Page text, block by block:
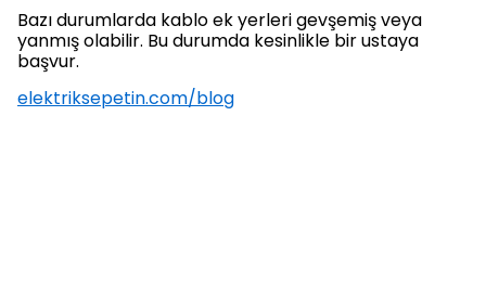
Bazı durumlarda kablo ek yerleri gevşemiş veya
yanmış olabilir. Bu durumda kesinlikle bir ustaya
başvur.
elektriksepetin.com/blog